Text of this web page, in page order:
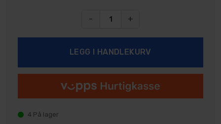
- +
4 På lager